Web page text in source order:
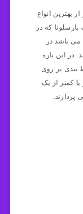
بهترین انواع
که در
می باشد در
در این باره
بندی بر روی
کمتر از یک